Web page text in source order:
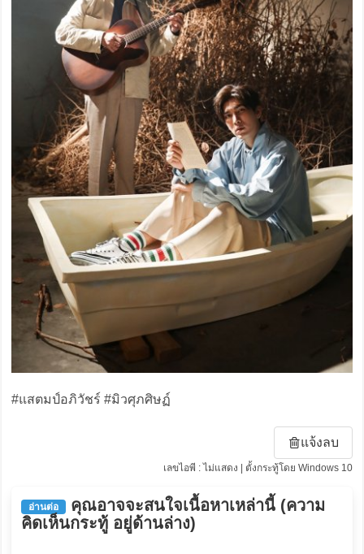
#แสตมป์อภิวัชร์ #มิวศุภศิษฏ์
แจ้งลบ
เลขไอพี : ไม่แสดง | ตั้งกระทู้โดย Windows 10
อ่านต่อ
คุณอาจจะสนใจเนื้อหาเหล่านี้ (ความ
คิดเห็นกระทู้ อยู่ด้านล่าง)